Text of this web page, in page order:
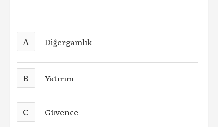
A Diğergamlık
B Yatırım
C Güvence